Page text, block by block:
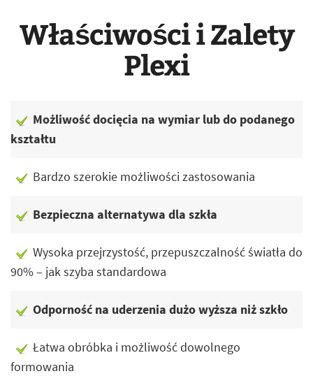
Właściwości i Zalety
Plexi
Możliwość docięcia na wymiar lub do podanego
kształtu
Bardzo szerokie możliwości zastosowania
Bezpieczna alternatywa dla szkła
Wysoka przejrzystość, przepuszczalność światła do
90% – jak szyba standardowa
Odporność na uderzenia dużo wyższa niż szkło
Łatwa obróbka i możliwość dowolnego
formowania